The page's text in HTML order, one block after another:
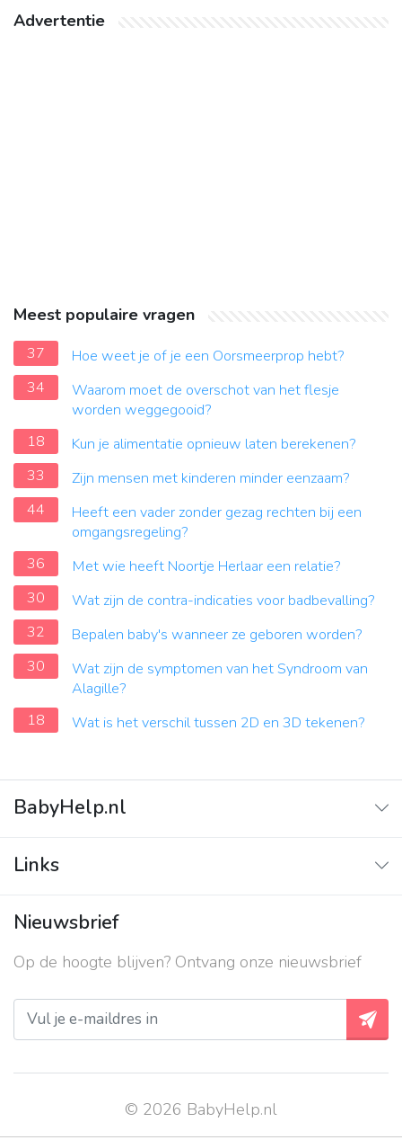
Advertentie
Meest populaire vragen
37
Hoe weet je of je een Oorsmeerprop hebt?
34
Waarom moet de overschot van het flesje
worden weggegooid?
18
Kun je alimentatie opnieuw laten berekenen?
33
Zijn mensen met kinderen minder eenzaam?
44
Heeft een vader zonder gezag rechten bij een
omgangsregeling?
36
Met wie heeft Noortje Herlaar een relatie?
30
Wat zijn de contra-indicaties voor badbevalling?
32
Bepalen baby's wanneer ze geboren worden?
30
Wat zijn de symptomen van het Syndroom van
Alagille?
18
Wat is het verschil tussen 2D en 3D tekenen?
BabyHelp.nl
Vraag & Antwoord
Links
Contact
Over ons
Privacy beleid
Nieuwsbrief
Op de hoogte blijven? Ontvang onze nieuwsbrief
© 2026 BabyHelp.nl